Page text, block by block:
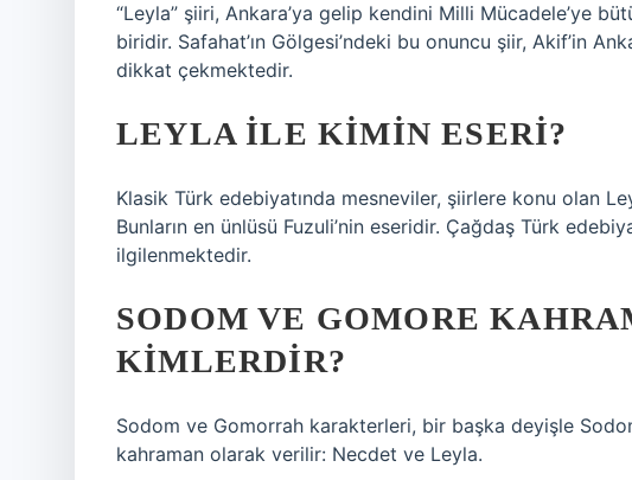
“Leyla” şiiri, Ankara’ya gelip kendini Milli Mücadele’ye
biridir. Safahat’ın Gölgesi’ndeki bu onuncu şiir, Akif’in
dikkat çekmektedir.
LEYLA ILE KIMIN ESERI?
Klasik Türk edebiyatında mesneviler, şiirlere konu olan
Bunların en ünlüsü Fuzuli’nin eseridir. Çağdaş Türk
ilgilenmektedir.
SODOM VE GOMORE
KIMLERDIR?
Sodom ve Gomorrah karakterleri, bir başka deyişle
kahraman olarak verilir: Necdet ve Leyla.